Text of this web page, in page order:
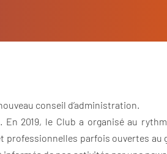
conseil d’administration.
2019, le Club a organisé au
parfois ouvertes au